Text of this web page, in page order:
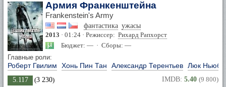
Армия Франкенштейна
Frankenstein's Army
фантастика ужасы
2013 · 01:24 · Режиссер: Рихард Рапхорст
Бюджет: — · Сборы: —
Главные роли:
Роберт Гвилим Хонь Пин Тан Александр Терентьев Люк
5.117 (3 230) IMDB: 5.40 (9 800)